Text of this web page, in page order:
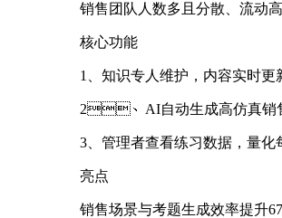
销售团队人数多且分散、流动
核心功能
1、知识专人维护，内容实时更
2、AI自动生成高仿真销售
3、管理者查看练习数据，
亮点
销售场景与考题生成效率提升